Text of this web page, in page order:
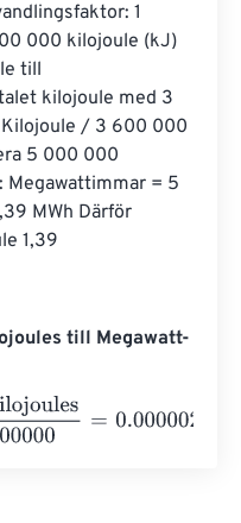
1
000 kilojoule (kJ)
till
kilojoule med 3
/ 3 600 000
5 000 000
= 5
MWh Därför
1,39
till Megawatt-
3600000 0.0000028